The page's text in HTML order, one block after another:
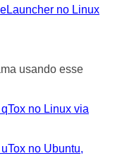
no Linux
usando esse
no Linux via
no Ubuntu,